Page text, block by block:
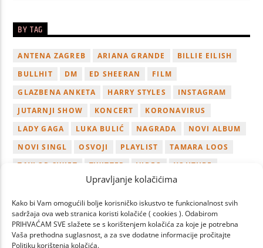
Upravljanje kolačićima
Kako bi Vam omogućili bolje korisničko iskustvo te funkcionalnost svih
sadržaja ova web stranica koristi kolačiće ( cookies ). Odabirom
PRIHVAĆAM SVE slažete se s korištenjem kolačića za koje je potrebna
Vaša prethodna suglasnost, a za sve dodatne informacije pročitajte
Politiku korištenja kolačića.
BY TAG
ANTENA ZAGREB ARIANA GRANDE
BILLIE EILISH
BULLHIT
DM ED SHEERAN
FILM
GLAZBENA ANKETA
HARRY STYLES
INSTAGRAM
JUTARNJI SHOW
KONCERT
KORONAVIRUS
LADY GAGA
LUKA BULIĆ NAGRADA
NOVI ALBUM
NOVI SINGL
OSVOJI PLAYLIST
TAMARA LOOS
TAYLOR SWIFT
TWITTER VIDEO
YOUTUBE